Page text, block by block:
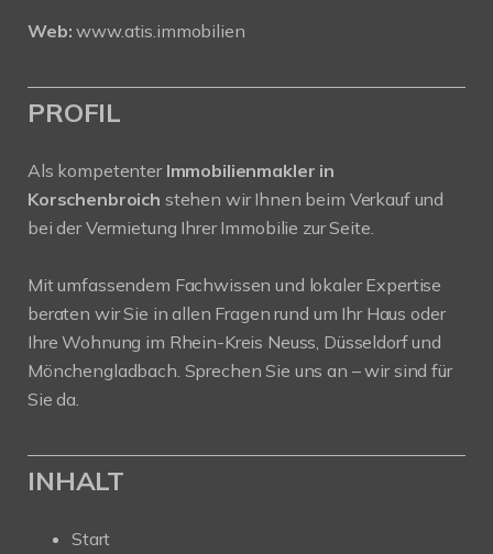
Web: www.atis.immobilien
PROFIL
Als kompetenter Immobilienmakler in
Korschenbroich stehen wir Ihnen beim Verkauf und
bei der Vermietung Ihrer Immobilie zur Seite.
Mit umfassendem Fachwissen und lokaler Expertise
beraten wir Sie in allen Fragen rund um Ihr Haus oder
Ihre Wohnung im Rhein-Kreis Neuss, Düsseldorf und
Mönchengladbach. Sprechen Sie uns an – wir sind für
Sie da.
INHALT
Start